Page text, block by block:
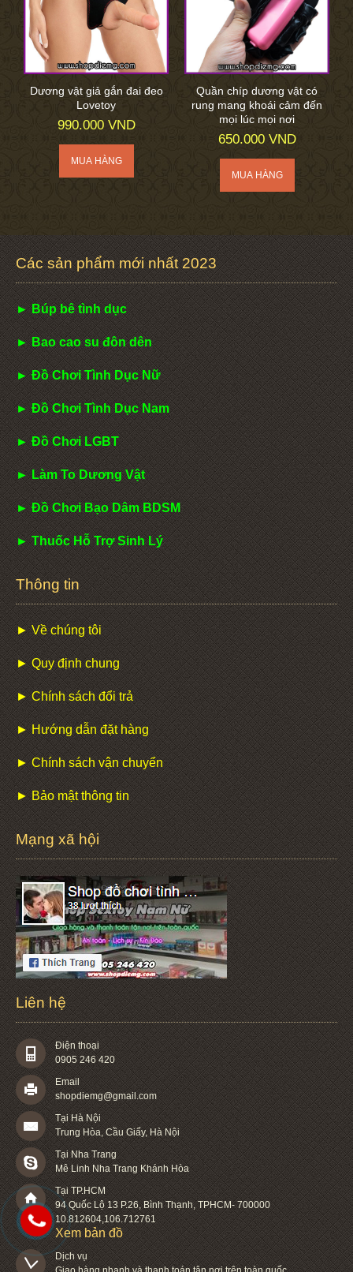
Dương vật giả gắn đai đeo
Lovetoy
990.000 VND
Quần chíp dương vật có
rung mang khoái cảm đến
mọi lúc mọi nơi
650.000 VND
Các sản phẩm mới nhất 2023
► Búp bê tình dục
► Bao cao su đôn dên
► Đồ Chơi Tình Dục Nữ
► Đồ Chơi Tình Dục Nam
► Đồ Chơi LGBT
► Làm To Dương Vật
► Đồ Chơi Bạo Dâm BDSM
► Thuốc Hỗ Trợ Sinh Lý
Thông tin
► Về chúng tôi
► Quy định chung
► Chính sách đổi trả
► Hướng dẫn đặt hàng
► Chính sách vận chuyển
► Bảo mật thông tin
Mạng xã hội
Liên hệ
Điện thoại
0905 246 420
Email
shopdiemg@gmail.com
Tại Hà Nội
Trung Hòa, Cầu Giấy, Hà Nội
Tại Nha Trang
Mê Linh Nha Trang Khánh Hòa
Tại TP.HCM
94 Quốc Lộ 13 P.26,Bình Thạnh,TPHCM-700000
10.812604,106.712761
Xem bản đồ
Dịch vụ